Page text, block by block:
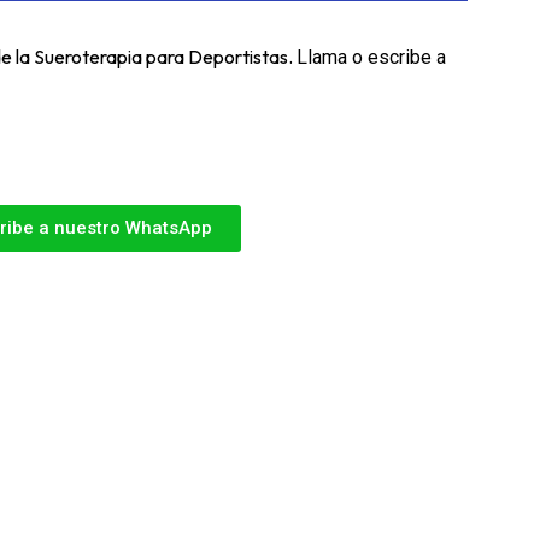
la Sueroterapia para Deportistas. Llama o escribe a
a nuestro WhatsApp